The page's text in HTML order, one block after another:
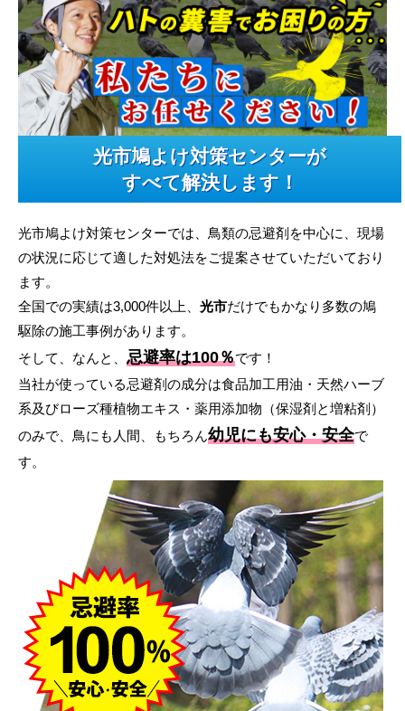
光市鳩よけ対策センターが
すべて解決します！
光市鳩よけ対策センターでは、鳥類の忌避剤を中心に、現場
の状況に応じて適した対処法をご提案させていただいており
ます。
全国での実績は3,000件以上、 光市だけでもかなり多数の鳩
駆除の施工事例があります。
そして、なんと、 忌避率は100％です！
当社が使っている忌避剤の成分は食品加工用油・天然ハーブ
系及びローズ種植物エキス・薬用添加物（保湿剤と増粘剤）
のみで、鳥にも人間、もちろん幼児にも安心・安全で
す。